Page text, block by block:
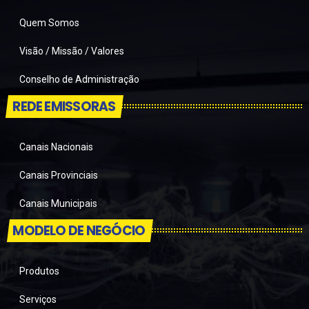
Quem Somos
Visão / Missão / Valores
Conselho de Administração
REDE EMISSORAS
Canais Nacionais
Canais Provinciais
Canais Municipais
MODELO DE NEGÓCIO
Produtos
Serviços